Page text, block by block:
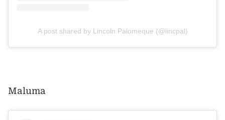
A post shared by Lincoln Palomeque (@lincpal)
Maluma